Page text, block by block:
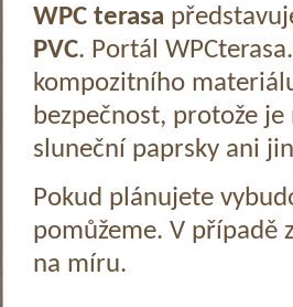
WPC terasa
PVC. Portál
kompozitního
bezpečnost, protože je
sluneční paprsky ani
Pokud plánujete
pomůžeme. V případě
na míru.